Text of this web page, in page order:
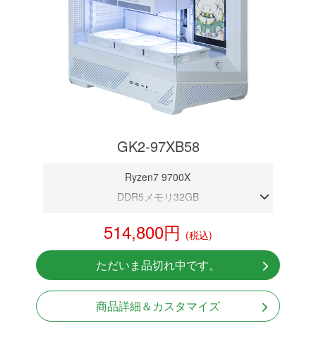
GK2-97XB58
Ryzen7 9700X
DDR5メモリ32GB
NVMeSSD 1TB
無線LAN Bluetooth対応
Windows11 Home 64bit
LCDスクリーン搭載
514,800円 (税込)
ただいま品切れ中です。
商品詳細＆カスタマイズ